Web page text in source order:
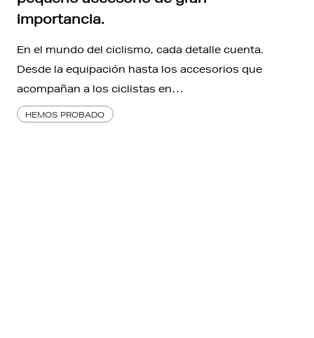
importancia.
En el mundo del ciclismo, cada detalle cuenta.
Desde la equipación hasta los accesorios que
acompañan a los ciclistas en…
HEMOS PROBADO